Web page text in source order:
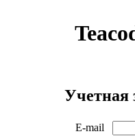
Учетная
E-mail